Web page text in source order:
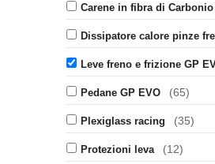
Carene in fibra di Carbonio
Dissipatore calore pinze
Leve freno e frizione GP
Pedane GP EVO (65)
Plexiglass racing (35)
Protezioni leva (12)